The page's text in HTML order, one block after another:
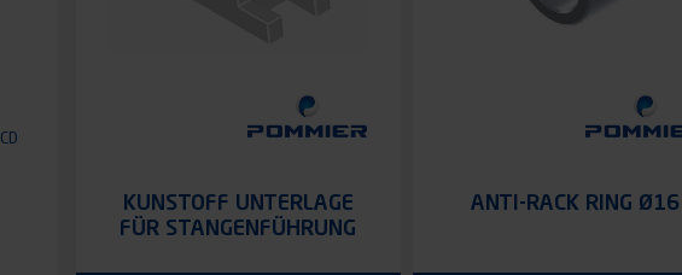
KUNSTOFF UNTERLAGE
FÜR STANGENFÜHRUNG
ANTI-RACK RING Ø16